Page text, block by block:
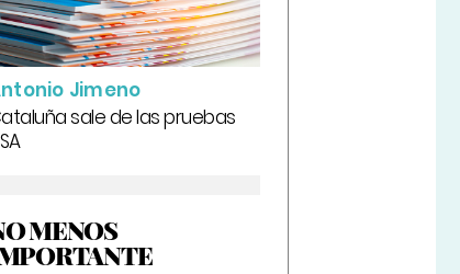
Jimeno
sale de las pruebas
MENOS